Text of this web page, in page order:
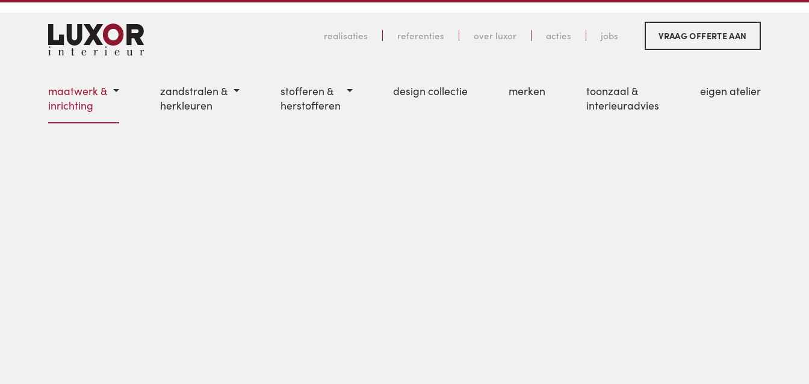
realisaties referenties over luxor acties jobs VRAAG OFFERTE AAN
maatwerk &
inrichting
zandstralen &
herkleuren
stofferen &
herstofferen
design collectie merken
toonzaal &
interieuradvies
eigen atelier